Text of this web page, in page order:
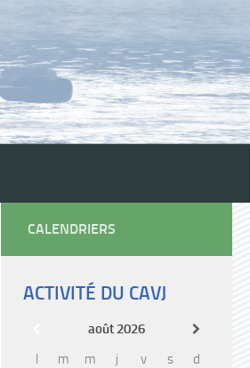
CALENDRIERS
ACTIVITÉ DU CAVJ
août 2026
l
m m j v s
d